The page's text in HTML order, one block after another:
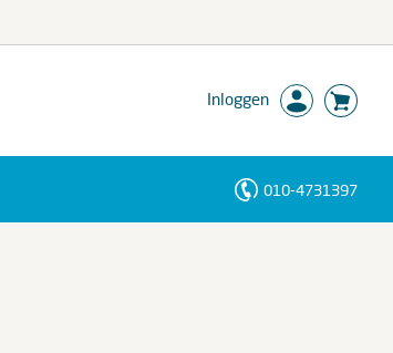
Inloggen
010-4731397